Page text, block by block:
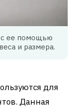
с ее помощью
и размера.
для
Данная